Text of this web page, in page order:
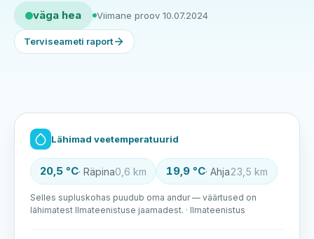
väga hea Viimane proov 10.07.2024
Terviseameti raport
Lähimad veetemperatuurid
20,5 °C· Räpina0,6 km 19,9 °C· Ahja23,5 km
Selles supluskohas puudub oma andur — väärtused on
lähimatest Ilmateenistuse jaamadest. · Ilmateenistus